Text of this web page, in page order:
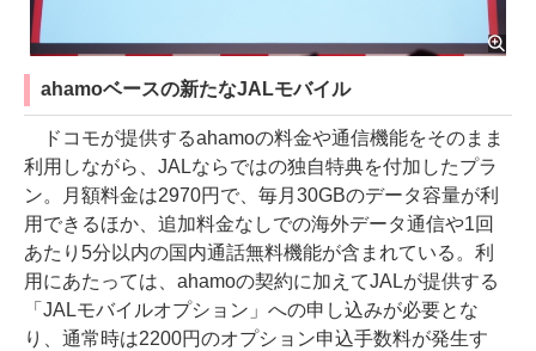
ahamoベースの新たなJALモバイル
ドコモが提供するahamoの料金や通信機能をそのまま
利用しながら、JALならではの独自特典を付加したプラ
ン。月額料金は2970円で、毎月30GBのデータ容量が利
用できるほか、追加料金なしでの海外データ通信や1回
あたり5分以内の国内通話無料機能が含まれている。利
用にあたっては、ahamoの契約に加えてJALが提供する
「JALモバイルオプション」への申し込みが必要とな
り、通常時は2200円のオプション申込手数料が発生す